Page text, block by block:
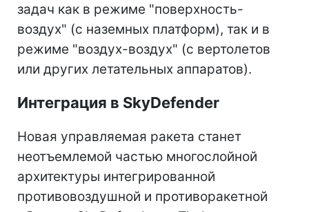
задач как в режиме "поверхность-
воздух" (с наземных платформ), так и в
режиме "воздух-воздух" (с вертолетов
или других летательных аппаратов).
Интеграция в SkyDefender
Новая управляемая ракета станет
неотъемлемой частью многослойной
архитектуры интегрированной
противовоздушной и противоракетной